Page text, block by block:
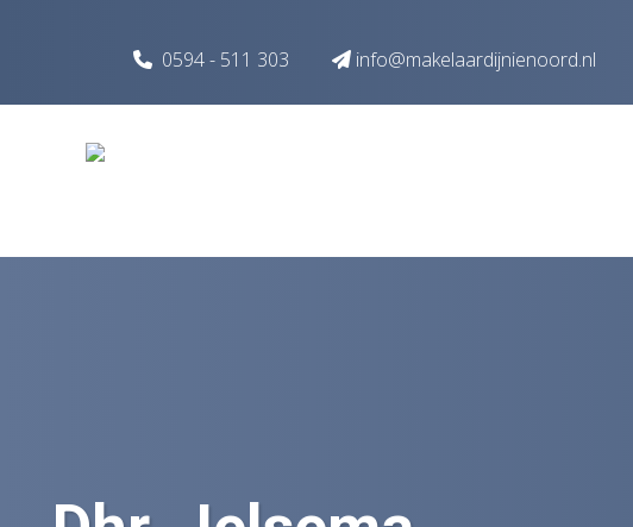
0594 - 511 303
info@makelaardijnienoord.nl